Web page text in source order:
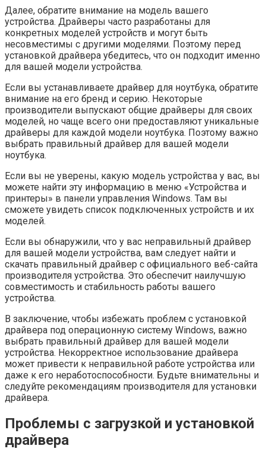
Далее, обратите внимание на модель вашего
устройства. Драйверы часто разработаны для
конкретных моделей устройств и могут быть
несовместимы с другими моделями. Поэтому перед
установкой драйвера убедитесь, что он подходит именно
для вашей модели устройства.
Если вы устанавливаете драйвер для ноутбука, обратите
внимание на его бренд и серию. Некоторые
производители выпускают общие драйверы для своих
моделей, но чаще всего они предоставляют уникальные
драйверы для каждой модели ноутбука. Поэтому важно
выбрать правильный драйвер для вашей модели
ноутбука.
Если вы не уверены, какую модель устройства у вас, вы
можете найти эту информацию в меню «Устройства и
принтеры» в панели управления Windows. Там вы
сможете увидеть список подключенных устройств и их
моделей.
Если вы обнаружили, что у вас неправильный драйвер
для вашей модели устройства, вам следует найти и
скачать правильный драйвер с официального веб-сайта
производителя устройства. Это обеспечит наилучшую
совместимость и стабильность работы вашего
устройства.
В заключение, чтобы избежать проблем с установкой
драйвера под операционную систему Windows, важно
выбрать правильный драйвер для вашей модели
устройства. Некорректное использование драйвера
может привести к неправильной работе устройства или
даже к его неработоспособности. Будьте внимательны и
следуйте рекомендациям производителя для установки
драйвера.
Проблемы с загрузкой и установкой
драйвера